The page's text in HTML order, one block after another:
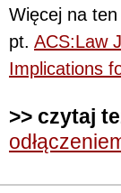
Więcej na
pt. ACS:Law
Implications
>> czytaj